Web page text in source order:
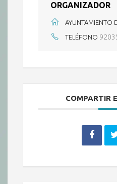
ORGANIZADOR
AYUNTAMIENTO
TELÉFONO
COMPARTIR